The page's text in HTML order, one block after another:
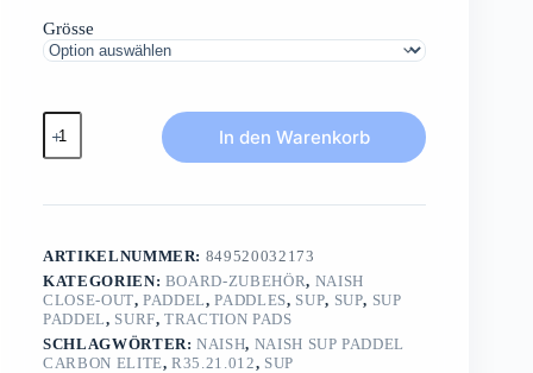
Grösse
NAISH
SUP
Paddel
ELITELE
100%
UD
Carbon
Menge
In den Warenkorb
ARTIKELNUMMER: 849520032173
KATEGORIEN: BOARD-ZUBEHÖR, NAISH
CLOSE-OUT,PADDEL,PADDLES, SUP, SUP, SUP
PADDEL, SURF,TRACTION PADS
SCHLAGWÖRTER:NAISH, NAISH SUP PADDEL
CARBON ELITE,R35.21.012, SUP